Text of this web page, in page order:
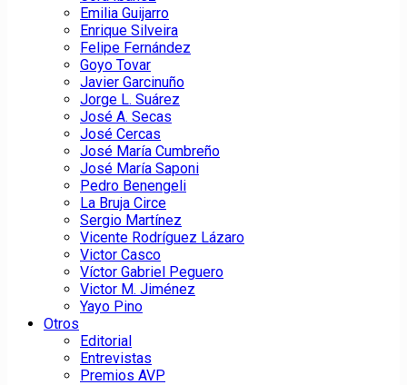
Emilia Guijarro
Enrique Silveira
Felipe Fernández
Goyo Tovar
Javier Garcinuño
Jorge L. Suárez
José A. Secas
José Cercas
José María Cumbreño
José María Saponi
Pedro Benengeli
La Bruja Circe
Sergio Martínez
Vicente Rodríguez Lázaro
Victor Casco
Víctor Gabriel Peguero
Victor M. Jiménez
Yayo Pino
Otros
Editorial
Entrevistas
Premios AVP